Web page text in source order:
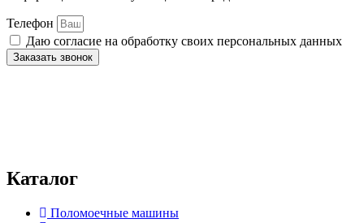
Телефон
Даю согласие на обработку своих персональных данных
Заказать звонок
Каталог
Поломоечные машины